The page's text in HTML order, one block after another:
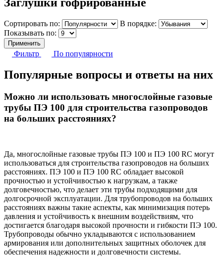
Сортировать по:
В порядке:
Показывать по:
Применить
Фильтр По популярности
Популярные вопросы и ответы на них
Можно ли использовать многослойные газовые
трубы ПЭ 100 для строительства газопроводов
на больших расстояниях?
Да, многослойные газовые трубы ПЭ 100 и ПЭ 100 RC могут
использоваться для строительства газопроводов на больших
расстояниях. ПЭ 100 и ПЭ 100 RC обладает высокой
прочностью и устойчивостью к нагрузкам, а также
долговечностью, что делает эти трубы подходящими для
долгосрочной эксплуатации. Для трубопроводов на больших
расстояниях важны такие аспекты, как минимизация потерь
давления и устойчивость к внешним воздействиям, что
достигается благодаря высокой прочности и гибкости ПЭ 100.
Трубопроводы обычно укладываются с использованием
армирования или дополнительных защитных оболочек для
обеспечения надежности и долговечности системы.